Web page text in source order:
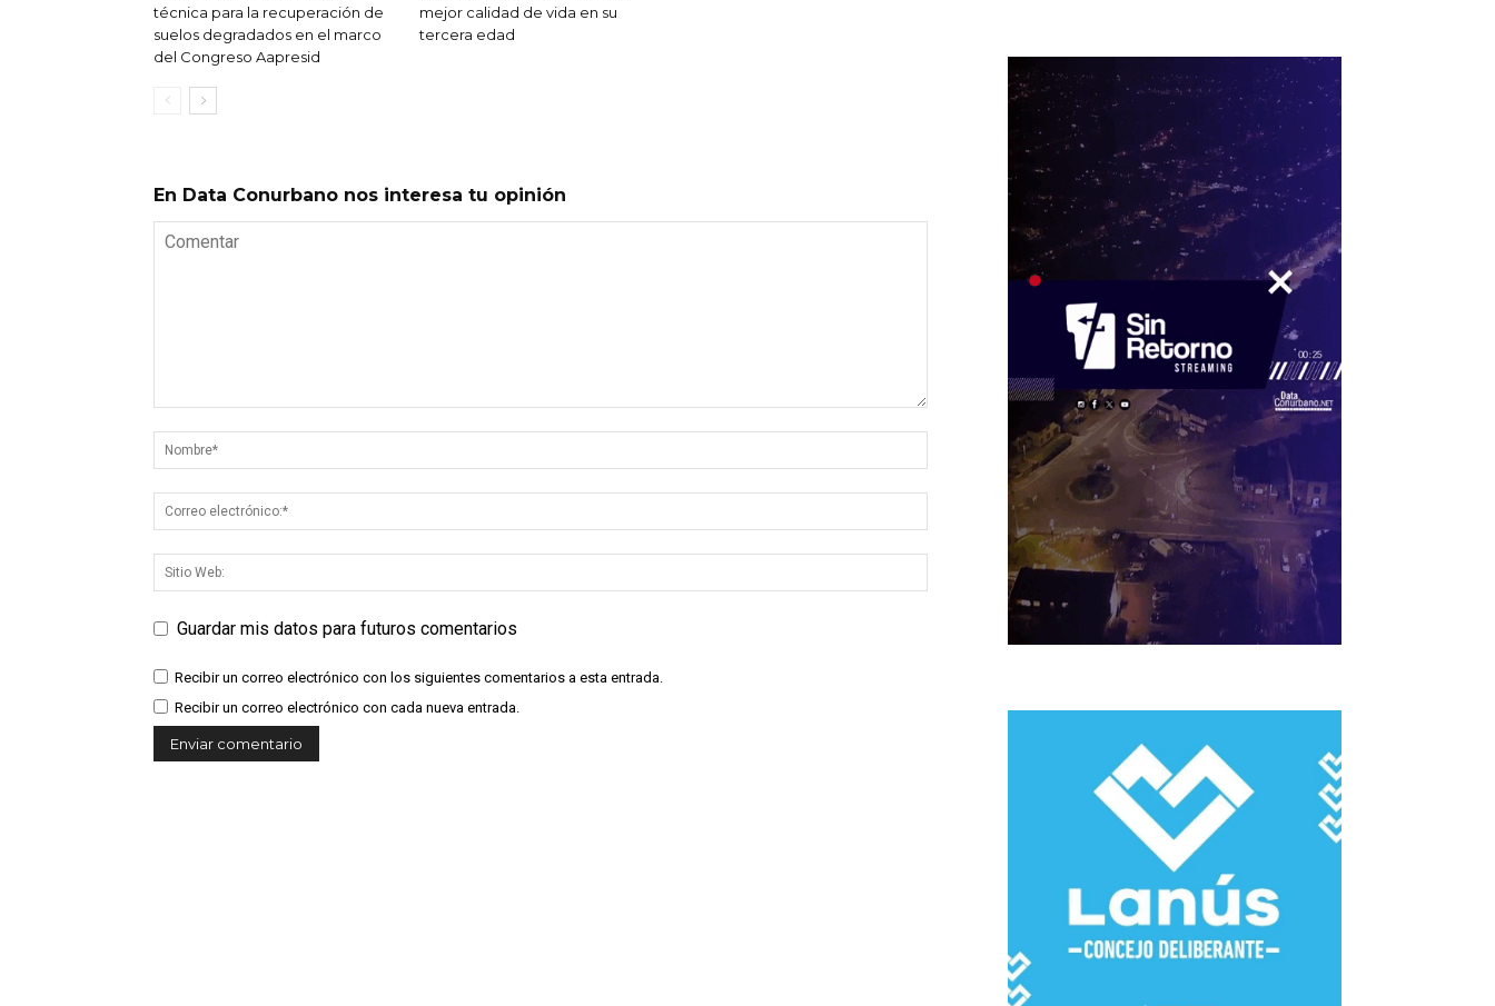
técnica para la recuperación de
suelos degradados en el marco
del Congreso Aapresid
mejor calidad de vida en su
tercera edad
En Data Conurbano nos interesa tu opinión
Guardar mis datos para futuros comentarios
Recibir un correo electrónico con los siguientes comentarios a esta entrada.
Recibir un correo electrónico con cada nueva entrada.